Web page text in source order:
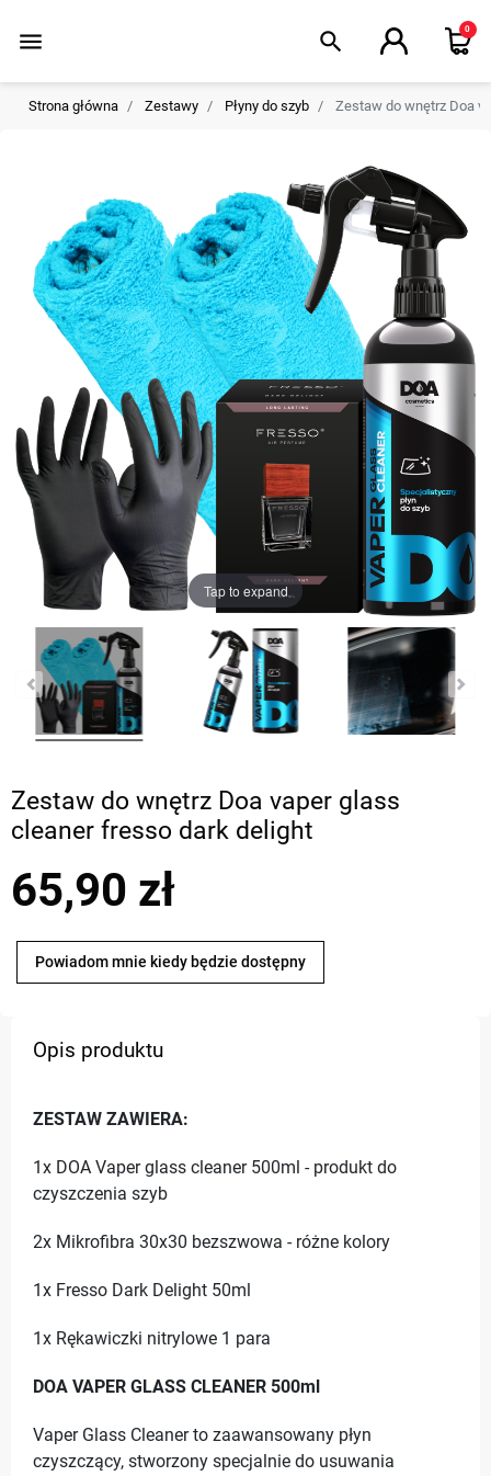
menu search 0
Strona główna Zestawy Płyny do szyb Zestaw do wnętrz Doa
Tap to expand
Zestaw do wnętrz Doa vaper glass
cleaner fresso dark delight
65,90 zł
Powiadom mnie kiedy będzie dostępny
Opis produktu
ZESTAW ZAWIERA:
1x DOA Vaper glass cleaner 500ml - produkt do
czyszczenia szyb
2x Mikrofibra 30x30 bezszwowa - różne kolory
1x Fresso Dark Delight 50ml
1x Rękawiczki nitrylowe 1 para
DOA VAPER GLASS CLEANER 500ml
Vaper Glass Cleaner to zaawansowany płyn
czyszczący, stworzony specjalnie do usuwania